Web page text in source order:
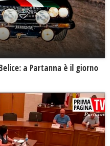
a Partanna è il giorno